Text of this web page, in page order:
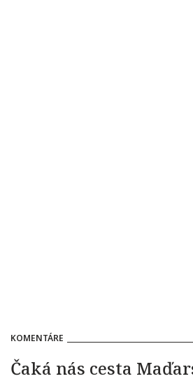
KOMENTÁRE
Čaká nás cesta